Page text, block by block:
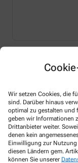
Wir setzen Cookies, die
sind. Darüber hinaus
optimal zu gestalten und
geben wir Informationen
Drittanbieter weiter.
denen kein
Einwilligung zur Nutzung
diesen Ländern gem.
können Sie unserer
Ich erkläre mich
von mir
der Verarbeitung
jederzeit
asl@web.de.
Ihre Daten werden
verwendet.
folgendem Link: